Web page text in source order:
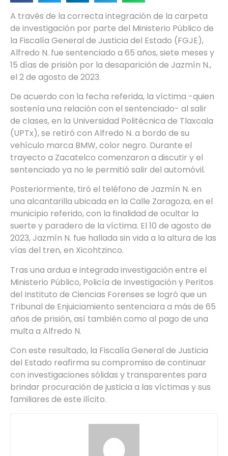
A través de la correcta integración de la carpeta
de investigación por parte del Ministerio Público de
la Fiscalía General de Justicia del Estado (FGJE),
Alfredo N. fue sentenciado a 65 años, siete meses y
15 días de prisión por la desaparición de Jazmín N.,
el 2 de agosto de 2023.
De acuerdo con la fecha referida, la víctima -quien
sostenía una relación con el sentenciado- al salir
de clases, en la Universidad Politécnica de Tlaxcala
(UPTx), se retiró con Alfredo N. a bordo de su
vehículo marca BMW, color negro. Durante el
trayecto a Zacatelco comenzaron a discutir y el
sentenciado ya no le permitió salir del automóvil.
Posteriormente, tiró el teléfono de Jazmín N. en
una alcantarilla ubicada en la Calle Zaragoza, en el
municipio referido, con la finalidad de ocultar la
suerte y paradero de la víctima. El 10 de agosto de
2023, Jazmín N. fue hallada sin vida a la altura de las
vías del tren, en Xicohtzinco.
Tras una ardua e integrada investigación entre el
Ministerio Público, Policía de Investigación y Peritos
del Instituto de Ciencias Forenses se logró que un
Tribunal de Enjuiciamiento sentenciara a más de 65
años de prisión, así también como al pago de una
multa a Alfredo N.
Con este resultado, la Fiscalía General de Justicia
del Estado reafirma su compromiso de continuar
con investigaciones sólidas y transparentes para
brindar procuración de justicia a las víctimas y sus
familiares de este ilícito.